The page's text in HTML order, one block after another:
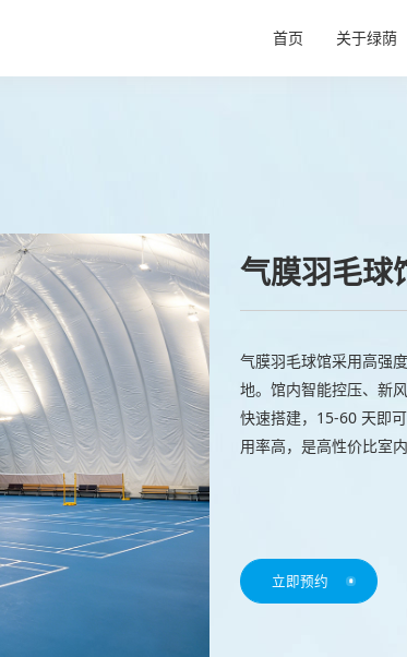
首页 关于绿荫
气膜羽毛球
气膜羽毛球馆采用高强
地。馆内智能控压、新
快速搭建，15‑60 天即
用率高，是高性价比室内
立即预约